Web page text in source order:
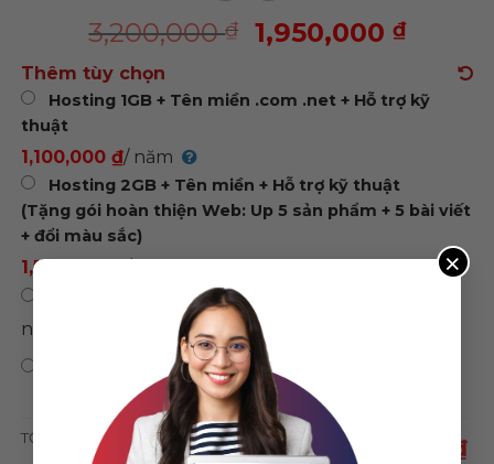
×
3,200,000₫ 1,950,000 ₫
Thêm tùy chọn
Hosting 1GB + Tên miền .com .net + Hỗ trợ kỹ
thuật
1,100,000 ₫/ năm
Hosting 2GB + Tên miền + Hỗ trợ kỹ thuật
(Tặng gói hoàn thiện Web: Up 5 sản phẩm + 5 bài viết
+ đổi màu sắc)
1,500,000 ₫
Chỉ mua theme, không sử dụng hosting
năm
Bảo hành trọn đời web 0 ₫
TỔNG CỘNG 1,950,000 ₫